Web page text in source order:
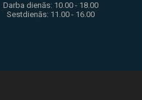
Darba dienās: 10.00 - 18.00
Sestdienās: 11.00 - 16.00